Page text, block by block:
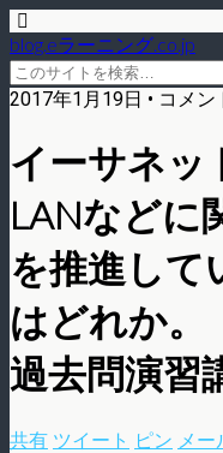
blog.eラーニング.co.jp
2017年1月19日 • コメン
イーサネッ
LANなどに
を推進して
はどれか
過去問演習
共有 ツイート ピン メー